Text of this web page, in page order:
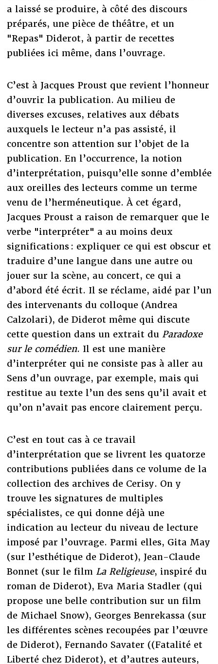
a laissé se produire, à côté des discours
préparés, une pièce de théâtre, et un
"Repas" Diderot, à partir de recettes
publiées ici même, dans l’ouvrage.
C’est à Jacques Proust que revient l’honneur
d’ouvrir la publication. Au milieu de
diverses excuses, relatives aux débats
auxquels le lecteur n’a pas assisté, il
concentre son attention sur l’objet de la
publication. En l’occurrence, la notion
d’interprétation, puisqu’elle sonne d’emblée
aux oreilles des lecteurs comme un terme
venu de l’herméneutique. À cet égard,
Jacques Proust a raison de remarquer que le
verbe "interpréter" a au moins deux
significations : expliquer ce qui est obscur et
traduire d’une langue dans une autre ou
jouer sur la scène, au concert, ce qui a
d’abord été écrit. Il se réclame, aidé par l’un
des intervenants du colloque (Andrea
Calzolari), de Diderot même qui discute
cette question dans un extrait du Paradoxe
sur le comédien. Il est une manière
d’interpréter qui ne consiste pas à aller au
Sens d’un ouvrage, par exemple, mais qui
restitue au texte l’un des sens qu’il avait et
qu’on n’avait pas encore clairement perçu.
C’est en tout cas à ce travail
d’interprétation que se livrent les quatorze
contributions publiées dans ce volume de la
collection des archives de Cerisy. On y
trouve les signatures de multiples
spécialistes, ce qui donne déjà une
indication au lecteur du niveau de lecture
imposé par l’ouvrage. Parmi elles, Gita May
(sur l’esthétique de Diderot), Jean-Claude
Bonnet (sur le film La Religieuse, inspiré du
roman de Diderot), Eva Maria Stadler (qui
propose une belle contribution sur un film
de Michael Snow), Georges Benrekassa (sur
les différentes scènes recoupées par l’œuvre
de Diderot), Fernando Savater ((Fatalité et
Liberté chez Diderot), et d’autres auteurs,